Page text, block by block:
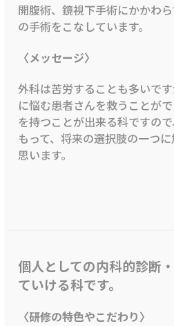
開腹術、鏡視下手術にかかわ
の手術をこなしています。
〈メッセージ〉
外科は苦労することも多いで
に悩む患者さんを救うことが
を持つことが出来る科ですの
もって、将来の選択肢の一つ
思います。
個人としての内科的診断
ていける科です。
〈研修の特色やこだわり〉